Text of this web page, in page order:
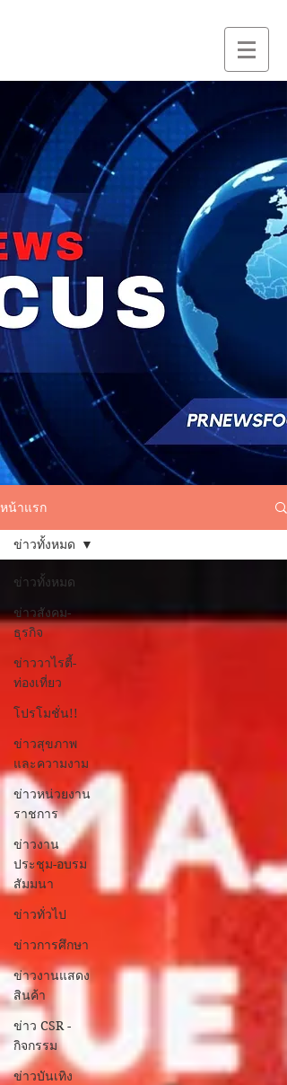
หน้าแรก
ข่าวทั้งหมด
ข่าวสังคม-
ธุรกิจ
ข่าววาไรตี้-
ท่องเที่ยว
โปรโมชั่น!!
ข่าวสุขภาพ
และความงาม
ข่าวหน่วยงาน
ราชการ
ข่าวงาน
ประชุม-อบรม
สัมมนา
ข่าวทั่วไป
ข่าวการศึกษา
ข่าวงานแสดง
สินค้า
ข่าว CSR -
กิจกรรม
ข่าวบันเทิง
ข่าวทั้งหมด